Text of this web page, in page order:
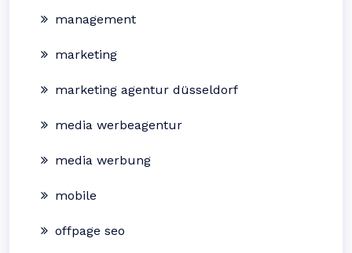
management
marketing
marketing agentur düsseldorf
media werbeagentur
media werbung
mobile
offpage seo